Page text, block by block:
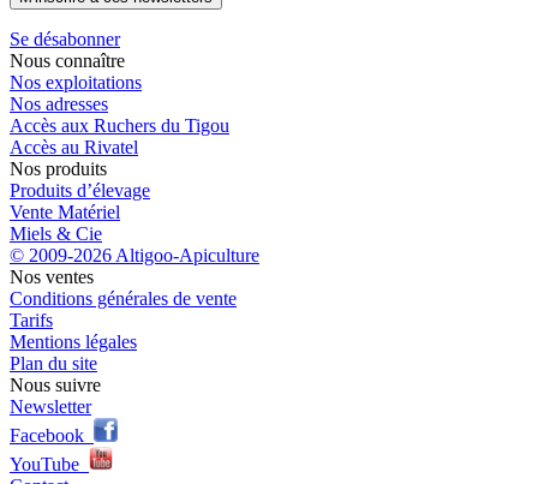
Se désabonner
Nous connaître
Nos exploitations
Nos adresses
Accès aux Ruchers du Tigou
Accès au Rivatel
Nos produits
Produits d’élevage
Vente Matériel
Miels & Cie
© 2009-2026 Altigoo-Apiculture
Nos ventes
Conditions générales de vente
Tarifs
Mentions légales
Plan du site
Nous suivre
Newsletter
Facebook
YouTube